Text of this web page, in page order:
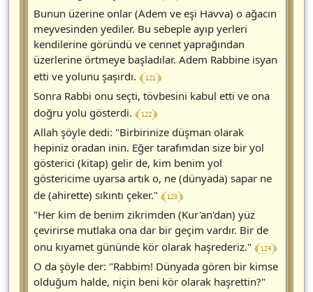
Bunun üzerine onlar (Adem ve eşi Havva) o ağacın
meyvesinden yediler. Bu sebeple ayıp yerleri
kendilerine göründü ve cennet yaprağından
üzerlerine örtmeye başladılar. Adem Rabbine isyan
etti ve yolunu şaşırdı. ﴾ 121 ﴿
Sonra Rabbi onu seçti, tövbesini kabul etti ve ona
doğru yolu gösterdi. ﴾ 122 ﴿
Allah şöyle dedi: "Birbirinize düşman olarak
hepiniz oradan inin. Eğer tarafımdan size bir yol
gösterici (kitap) gelir de, kim benim yol
göstericime uyarsa artık o, ne (dünyada) sapar ne
de (ahirette) sıkıntı çeker." ﴾ 123 ﴿
"Her kim de benim zikrimden (Kur'an'dan) yüz
çevirirse mutlaka ona dar bir geçim vardır. Bir de
onu kıyamet gününde kör olarak haşrederiz." ﴾ 124 ﴿
O da şöyle der: "Rabbim! Dünyada gören bir kimse
olduğum halde, niçin beni kör olarak haşrettin?"